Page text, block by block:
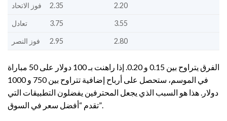
فوز الاتحاد 2.35 2.20
تعادل 3.75 3.55
فوز النصر 2.95 2.80
الفرق يتراوح بين 0.15 و 0.20. إذا راهنت بـ 100 دولار على 50 مباراة
في الموسم، ستحصل على أرباح إضافية تتراوح بين 750 و 1000
دولار. هذا هو السبب الذي يجعل المحترفين يفضلون التطبيقات التي
تقدم “أفضل سعر في السوق”.